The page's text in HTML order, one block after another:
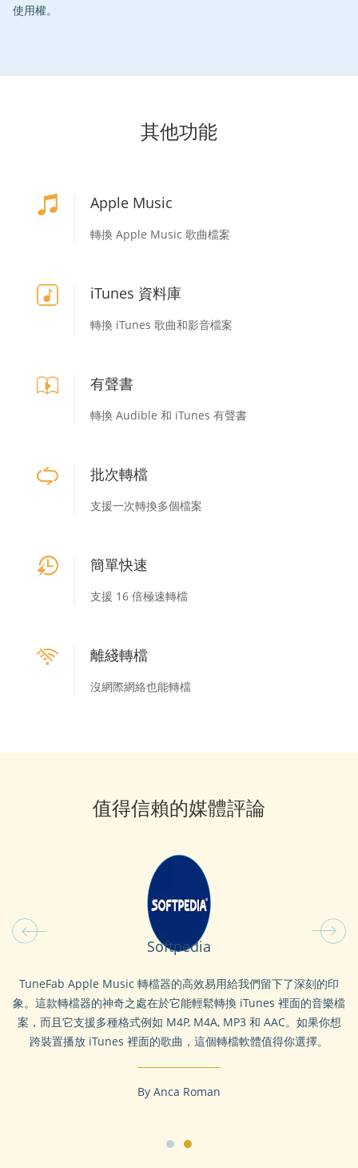
使用權。
其他功能
Apple Music
轉換 Apple Music 歌曲檔案
iTunes 資料庫
轉換 iTunes 歌曲和影音檔案
有聲書
轉換 Audible 和 iTunes 有聲書
批次轉檔
支援一次轉換多個檔案
簡單快速
支援 16 倍極速轉檔
離綫轉檔
沒網際網絡也能轉檔
值得信賴的媒體評論
Softpedia
TuneFab Apple Music 轉檔器的高效易用給我們留下了深刻的印
象。這款轉檔器的神奇之處在於它能輕鬆轉換 iTunes 裡面的音樂檔
案，而且它支援多種格式例如 M4P, M4A, MP3 和 AAC。如果你想
跨裝置播放 iTunes 裡面的歌曲，這個轉檔軟體值得你選擇。
By Anca Roman